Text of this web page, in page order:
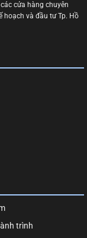
cửa hàng chuyên
hoạch và đầu tư Tp. Hồ
trình